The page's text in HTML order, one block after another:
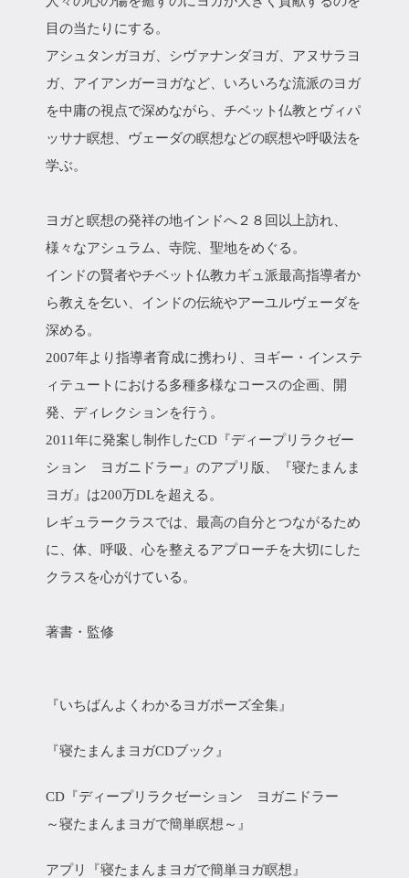
目の当たりにする。
アシュタンガヨガ、シヴァナンダヨガ、アヌサラヨ
ガ、アイアンガーヨガなど、いろいろな流派のヨガ
を中庸の視点で深めながら、チベット仏教とヴィパ
ッサナ瞑想、ヴェーダの瞑想などの瞑想や呼吸法を
学ぶ。
ヨガと瞑想の発祥の地インドへ２８回以上訪れ、
様々なアシュラム、寺院、聖地をめぐる。
インドの賢者やチベット仏教カギュ派最高指導者か
ら教えを乞い、インドの伝統やアーユルヴェーダを
深める。
2007年より指導者育成に携わり、ヨギー・インステ
ィテュートにおける多種多様なコースの企画、開
発、ディレクションを行う。
2011年に発案し制作したCD『ディープリラクゼー
ション ヨガニドラー』のアプリ版、『寝たまんま
ヨガ』は200万DLを超える。
レギュラークラスでは、最高の自分とつながるため
に、体、呼吸、心を整えるアプローチを大切にした
クラスを心がけている。
著書・監修
『いちばんよくわかるヨガポーズ全集』
『寝たまんまヨガCDブック』
CD『ディープリラクゼーション ヨガニドラー
～寝たまんまヨガで簡単瞑想～』
アプリ『寝たまんまヨガで簡単ヨガ瞑想』